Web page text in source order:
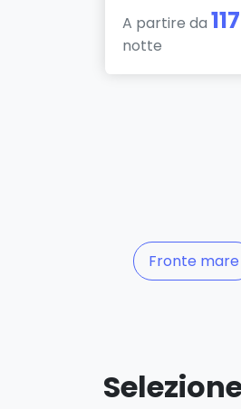
A partire da
notte
Fronte mare